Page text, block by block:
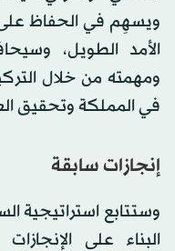
ويسهِم في الحفاظ على
الأمد الطويل،
ومهمته من خلال
في المملكة وتحقيق
إنجازات سابقة
وستتابع استراتيجية
البناء على